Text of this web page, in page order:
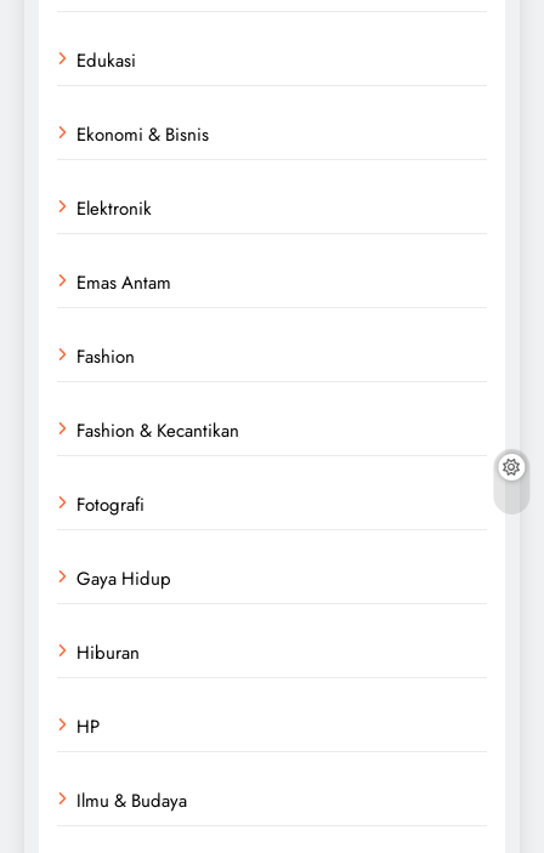
Edukasi
Ekonomi & Bisnis
Elektronik
Emas Antam
Fashion
Fashion & Kecantikan
Fotografi
Gaya Hidup
Hiburan
HP
Ilmu & Budaya